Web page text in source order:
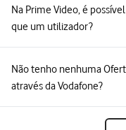
Na Prime Video, é
que um utilizador?
Não tenho nenhuma
através da Vodafone?